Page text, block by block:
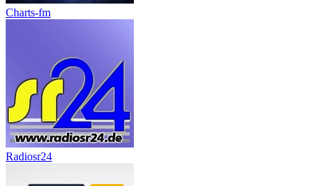
Charts-fm
Radiosr24